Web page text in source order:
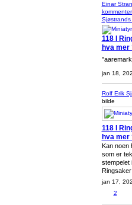
Einar
Sjøstrands
118 I
hva mer
jan 18,
Rolf Erik
bilde
118 I
hva mer
Kan noen
som er
stempelet
jan 17,
2